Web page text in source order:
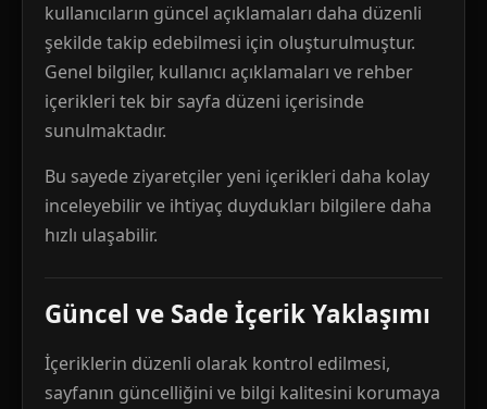
kullanıcıların güncel açıklamaları daha düzenli
şekilde takip edebilmesi için oluşturulmuştur.
Genel bilgiler, kullanıcı açıklamaları ve rehber
içerikleri tek bir sayfa düzeni içerisinde
sunulmaktadır.
Bu sayede ziyaretçiler yeni içerikleri daha kolay
inceleyebilir ve ihtiyaç duydukları bilgilere daha
hızlı ulaşabilir.
Güncel ve Sade İçerik Yaklaşımı
İçeriklerin düzenli olarak kontrol edilmesi,
sayfanın güncelliğini ve bilgi kalitesini korumaya